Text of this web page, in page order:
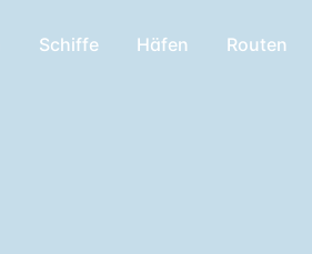
Schiffe Häfen Routen